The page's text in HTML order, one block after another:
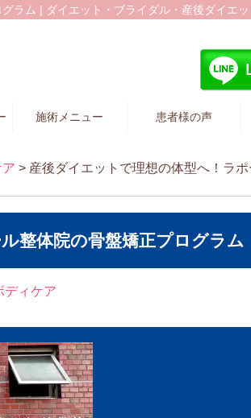
ラム | ダイエット・ブライダル・産後ダイエ
施術メニュー 患者様の声
> 産後ダイエットで理想の体型へ！ラ
整体院の骨盤矯正プログラム
ディケア